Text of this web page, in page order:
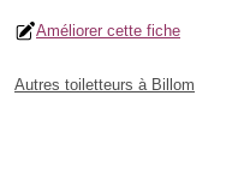
Améliorer cette fiche
Autres toiletteurs à Billom